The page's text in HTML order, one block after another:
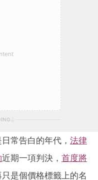
常告白的年代， 法律
近期一項判決， 首度將
只是個價格標籤上的名